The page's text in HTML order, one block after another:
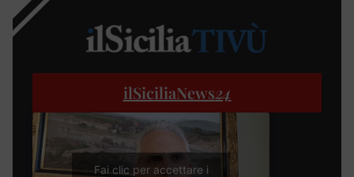
ilSiciliaNews24
Fai clic per accettare i